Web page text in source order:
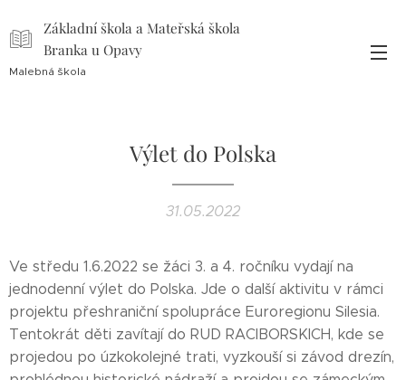
Základní škola a Mateřská škola
Branka u Opavy
Malebná škola
Výlet do Polska
31.05.2022
Ve středu 1.6.2022 se žáci 3. a 4. ročníku vydají na
jednodenní výlet do Polska. Jde o další aktivitu v rámci
projektu přeshraniční spolupráce Euroregionu Silesia.
Tentokrát děti zavítají do RUD RACIBORSKICH, kde se
projedou po úzkokolejné trati, vyzkouší si závod drezín,